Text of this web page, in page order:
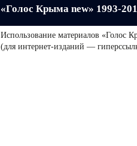
«Голос Крыма new» 1993-
Использование материалов «Голос
(для интернет-изданий —